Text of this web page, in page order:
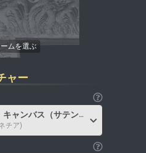
ャー
ャンバス（サテン）
チア)